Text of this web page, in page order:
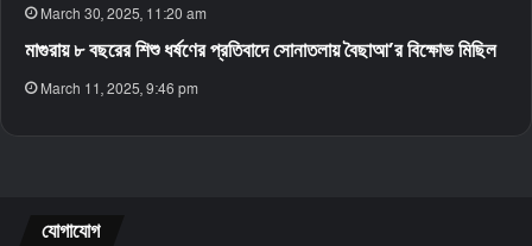
March 30, 2025, 11:20 am
মাগুরায় ৮ বছরের শিশু ধর্ষণের প্রতিবাদে সোনাতলায় বৈছাআ’র বিক্ষোভ মিছিল
March 11, 2025, 9:46 pm
যোগাযোগ